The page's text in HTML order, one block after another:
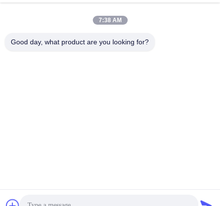
4668, 4° piano, Nanfang Building, Shangbu Industrial Zone,
7:38 AM
Good day, what product are you looking for?